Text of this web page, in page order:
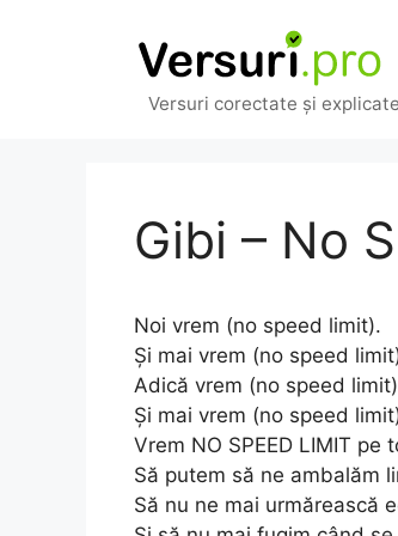
Versuri corectate și explicate
Gibi – No
Noi vrem (no speed limit).
Și mai vrem (no speed
Adică vrem (no speed
Și mai vrem (no speed
Vrem NO SPEED LIMIT pe
Să putem să ne ambalăm
Să nu ne mai urmărească